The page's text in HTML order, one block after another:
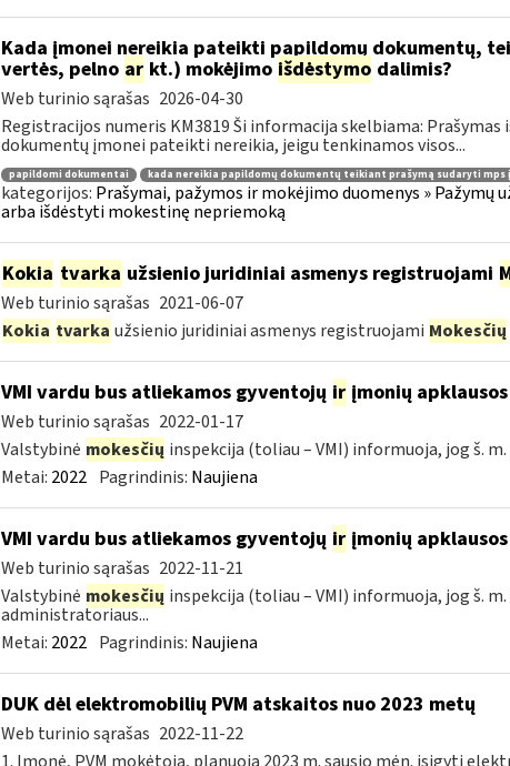
Kada įmonei nereikia pateikti papildomų dokumentų,
vertės, pelno arkt.) mokėjimo išdėstymo dalimis?
Web turinio sąrašas 2026-04-30
Registracijos numeris KM3819 Ši informacija skelbiama: Prašymas
dokumentų įmonei pateikti nereikia, jeigu tenkinamos visos...
papildomi dokumentai kada nereikia papildomų dokumentų teikiant prašymą sudaryti mps
kategorijos: Prašymai, pažymos ir mokėjimo duomenys » Pažymų
arba išdėstyti mokestinę nepriemoką
Kokia tvarka užsienio juridiniai asmenys registruojami
Web turinio sąrašas 2021-06-07
Kokia tvarka užsienio juridiniai asmenys registruojami Mokesčių
VMI vardu bus atliekamos gyventojų irįmonių apklausos
Web turinio sąrašas 2022-01-17
Valstybinė mokesčių inspekcija (toliau – VMI) informuoja, jog š. m.
Metai: 2022 Pagrindinis: Naujiena
VMI vardu bus atliekamos gyventojų irįmonių apklausos
Web turinio sąrašas 2022-11-21
Valstybinė mokesčių inspekcija (toliau – VMI) informuoja, jog š.
administratoriaus...
Metai: 2022 Pagrindinis: Naujiena
DUK dėl elektromobilių PVM atskaitos nuo 2023 metų
Web turinio sąrašas 2022-11-22